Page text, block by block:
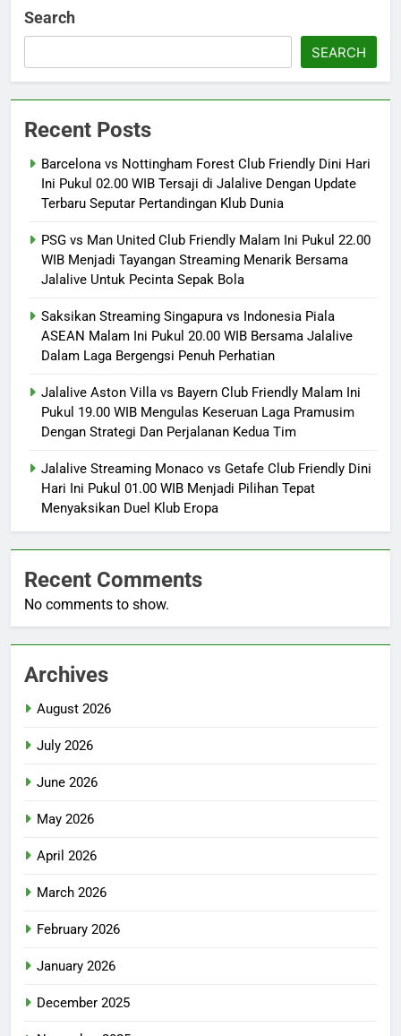
Search
SEARCH
Recent Posts
Barcelona vs Nottingham Forest Club Friendly Dini Hari
Ini Pukul 02.00 WIB Tersaji di Jalalive Dengan Update
Terbaru Seputar Pertandingan Klub Dunia
PSG vs Man United Club Friendly Malam Ini Pukul 22.00
WIB Menjadi Tayangan Streaming Menarik Bersama
Jalalive Untuk Pecinta Sepak Bola
Saksikan Streaming Singapura vs Indonesia Piala
ASEAN Malam Ini Pukul 20.00 WIB Bersama Jalalive
Dalam Laga Bergengsi Penuh Perhatian
Jalalive Aston Villa vs Bayern Club Friendly Malam Ini
Pukul 19.00 WIB Mengulas Keseruan Laga Pramusim
Dengan Strategi Dan Perjalanan Kedua Tim
Jalalive Streaming Monaco vs Getafe Club Friendly Dini
Hari Ini Pukul 01.00 WIB Menjadi Pilihan Tepat
Menyaksikan Duel Klub Eropa
Recent Comments
No comments to show.
Archives
August 2026
July 2026
June 2026
May 2026
April 2026
March 2026
February 2026
January 2026
December 2025